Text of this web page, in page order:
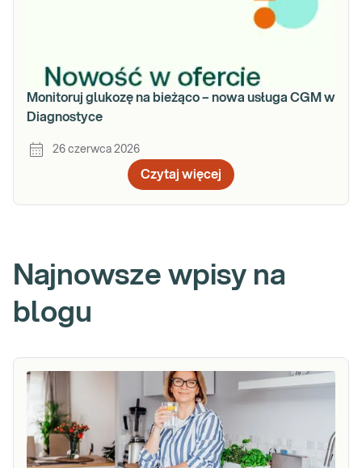
Monitoruj glukozę na bieżąco – nowa usługa CGM w
Diagnostyce
26 czerwca 2026
Czytaj więcej
Najnowsze wpisy na
blogu